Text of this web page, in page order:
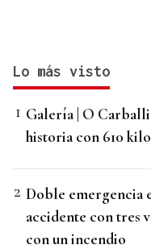
Lo más visto
Galería | O
historia con 610
Doble emergencia
accidente con tres
con un incendio